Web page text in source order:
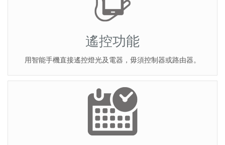
遙控功能
用智能手機直接遙控燈光及電器，毋須控制器或路由器。